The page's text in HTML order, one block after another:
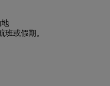
地
班或假期。